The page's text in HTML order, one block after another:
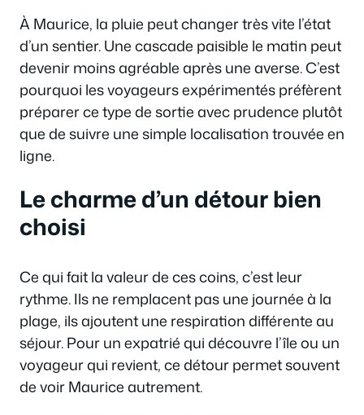
À Maurice, la pluie peut changer très vite l’état
d’un sentier. Une cascade paisible le matin peut
devenir moins agréable après une averse. C’est
pourquoi les voyageurs expérimentés préfèrent
préparer ce type de sortie avec prudence plutôt
que de suivre une simple localisation trouvée en
ligne.
Le charme d’un détour bien
choisi
Ce qui fait la valeur de ces coins, c’est leur
rythme. Ils ne remplacent pas une journée à la
plage, ils ajoutent une respiration différente au
séjour. Pour un expatrié qui découvre l’île ou un
voyageur qui revient, ce détour permet souvent
de voir Maurice autrement.